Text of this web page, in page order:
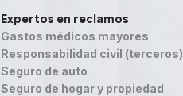
Expertos en reclamos
Gastos médicos mayores
Responsabilidad civil (terceros)
Seguro de auto
Seguro de hogar y propiedad